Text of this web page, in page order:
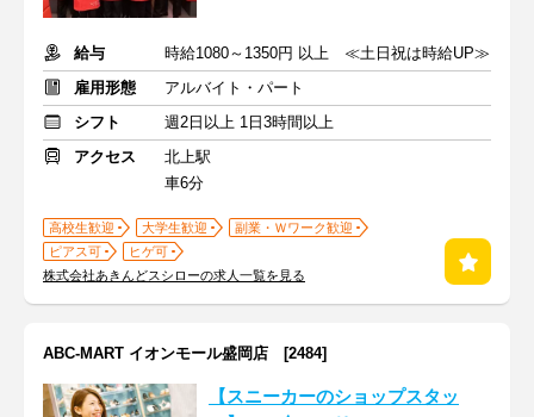
給与
時給1080～1350円 以上 ≪土日祝は時給UP≫
雇用形態
アルバイト・パート
シフト
週2日以上 1日3時間以上
アクセス
北上駅
車6分
高校生歓迎 大学生歓迎
副業・Ｗワーク歓迎
ピアス可
ヒゲ可
株式会社あきんどスシローの求人一覧を見る
ABC-MART イオンモール盛岡店 [2484]
【スニーカーのショップスタッ